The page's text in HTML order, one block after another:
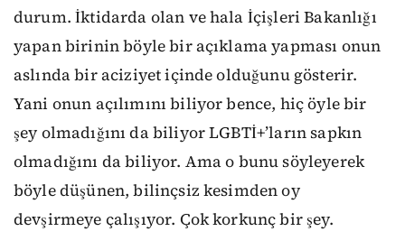
durum. İktidarda olan ve hala İçişleri Bakanlığı
yapan birinin böyle bir açıklama yapması onun
aslında bir aciziyet içinde olduğunu gösterir.
Yani onun açılımını biliyor bence, hiç öyle bir
şey olmadığını da biliyor LGBTİ+’ların sapkın
olmadığını da biliyor. Ama o bunu söyleyerek
böyle düşünen, bilinçsiz kesimden oy
devşirmeye çalışıyor. Çok korkunç bir şey.